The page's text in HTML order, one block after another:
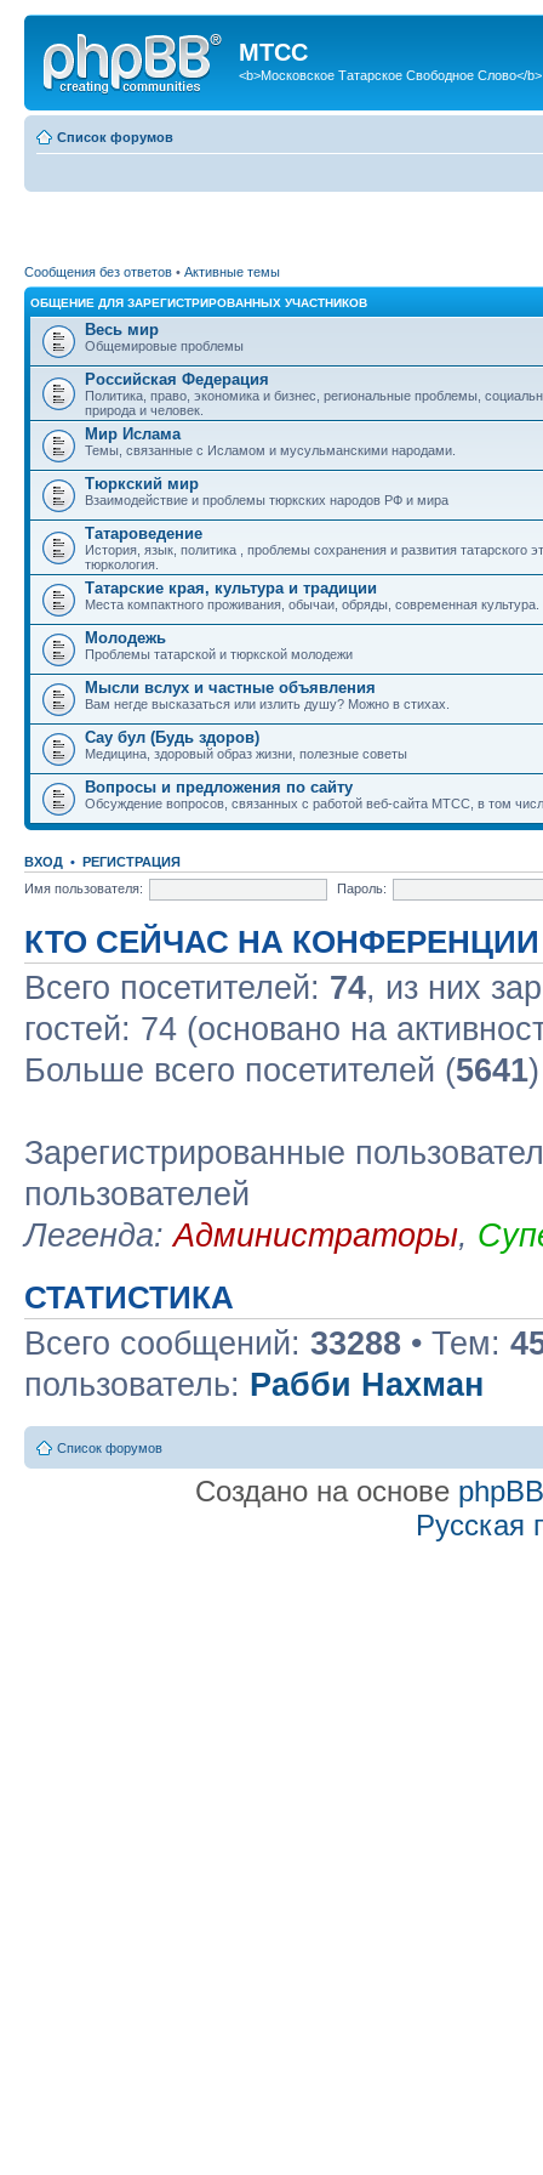
МТСС
<b>Московское Татарское Свободное Слово</b>
Список форумов
Сообщения без ответов • Активные темы
ОБЩЕНИЕ ДЛЯ ЗАРЕГИСТРИРОВАННЫХ УЧАСТНИКОВ
Весь мир
Общемировые проблемы
Российская Федерация
Политика, право, экономика и бизнес, региональные проблемы,
природа и человек.
Мир Ислама
Темы, связанные с Исламом и мусульманскими народами.
Тюркский мир
Взаимодействие и проблемы тюркских народов РФ и мира
Татароведение
История, язык, политика , проблемы сохранения и развития татарского
тюркология.
Татарские края, культура и традиции
Места компактного проживания, обычаи, обряды, современная культура.
Молодежь
Проблемы татарской и тюркской молодежи
Мысли вслух и частные объявления
Вам негде высказаться или излить душу? Можно в стихах.
Сау бул (Будь здоров)
Медицина, здоровый образ жизни, полезные советы
Вопросы и предложения по сайту
Обсуждение вопросов, связанных с работой веб-сайта МТСС, в том
ВХОД • РЕГИСТРАЦИЯ
Имя пользователя:
Пароль:
КТО СЕЙЧАС НА КОНФЕРЕНЦИИ
Всего посетителей: 74, из них
гостей: 74 (основано на
Больше всего посетителей (5641
Зарегистрированные
пользователей
Легенда:Администраторы,
СТАТИСТИКА
Всего сообщений: 33288 • Тем:
пользователь: Рабби Нахман
Список форумов
Создано на основе phpBB
Русская